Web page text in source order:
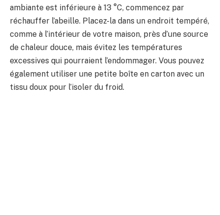
ambiante est inférieure à 13 °C, commencez par
réchauffer l’abeille. Placez-la dans un endroit tempéré,
comme à l’intérieur de votre maison, près d’une source
de chaleur douce, mais évitez les températures
excessives qui pourraient l’endommager. Vous pouvez
également utiliser une petite boîte en carton avec un
tissu doux pour l’isoler du froid.